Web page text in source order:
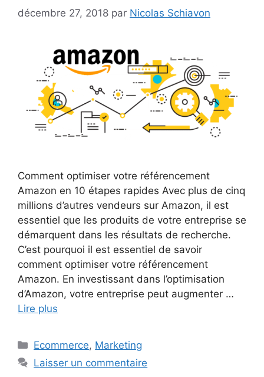
décembre 27, 2018 par Nicolas Schiavon
Comment optimiser votre référencement
Amazon en 10 étapes rapides Avec plus de cinq
millions d’autres vendeurs sur Amazon, il est
essentiel que les produits de votre entreprise se
démarquent dans les résultats de recherche.
C’est pourquoi il est essentiel de savoir
comment optimiser votre référencement
Amazon. En investissant dans l’optimisation
d’Amazon, votre entreprise peut augmenter …
Lire plus
Catégories
Ecommerce, Marketing
Laisser un commentaire